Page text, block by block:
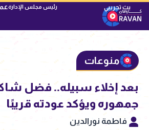
رئيس مجلس الإدارة
منوعات
بعد إخلاء سبيله.. فضل
جمهوره ويؤكد عودته قريبًا
فاطمة نورالدين